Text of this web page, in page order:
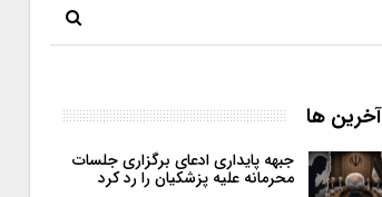
آخرین ها
جبهه پایداری ادعای برگزاری جلسات
محرمانه علیه پزشکیان را رد کرد